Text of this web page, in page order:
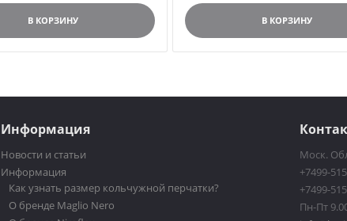
В КОРЗИНУ В КОРЗИНУ
Информация
Новости и статьи
Информация
Как узнать размер кольчужной перчатки?
О бренде Maglio Nero
Моск.
+7499-
+7499-
Пн-Пт